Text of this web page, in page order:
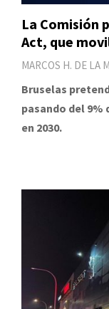
La Comisión
Act, que
MARCOS H. DE LA
Bruselas
pasando del 9%
en 2030.